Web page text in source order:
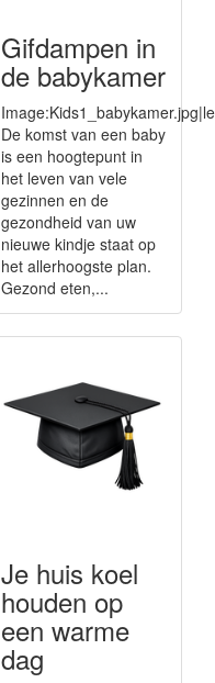
Gifdampen in
de babykamer
De komst van een baby
is een hoogtepunt in
het leven van vele
gezinnen en de
gezondheid van uw
nieuwe kindje staat op
het allerhoogste plan.
Gezond eten,...
Je huis koel
houden op
een warme
dag